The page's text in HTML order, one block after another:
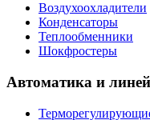
Воздухоохладители
Конденсаторы
Теплообменники
Шокфростеры
Автоматика и